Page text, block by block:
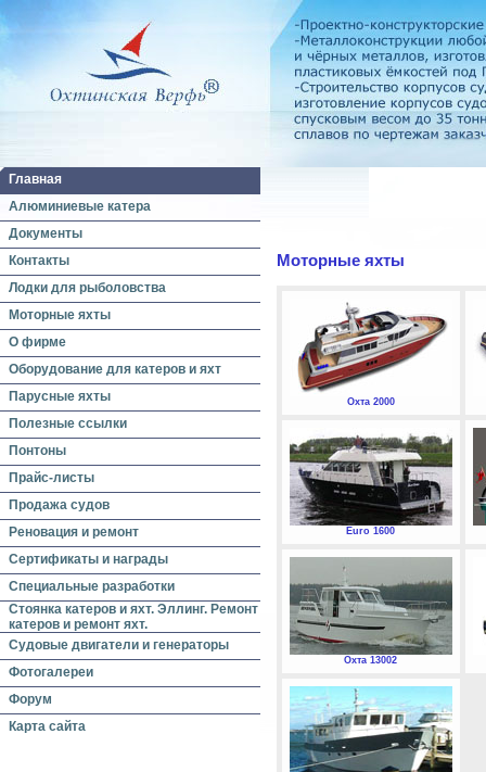
Главная
Алюминиевые катера
Документы
Контакты
Лодки для рыболовства
Моторные яхты
О фирме
Оборудование для катеров и яхт
Парусные яхты
Полезные ссылки
Понтоны
Прайс-листы
Продажа судов
Реновация и ремонт
Сертификаты и награды
Специальные разработки
Стоянка катеров и яхт. Эллинг. Ремонт
катеров и ремонт яхт.
Судовые двигатели и генераторы
Фотогалереи
Форум
Карта сайта
Моторные яхты
Охта 2000
Euro 1600
Охта 13002